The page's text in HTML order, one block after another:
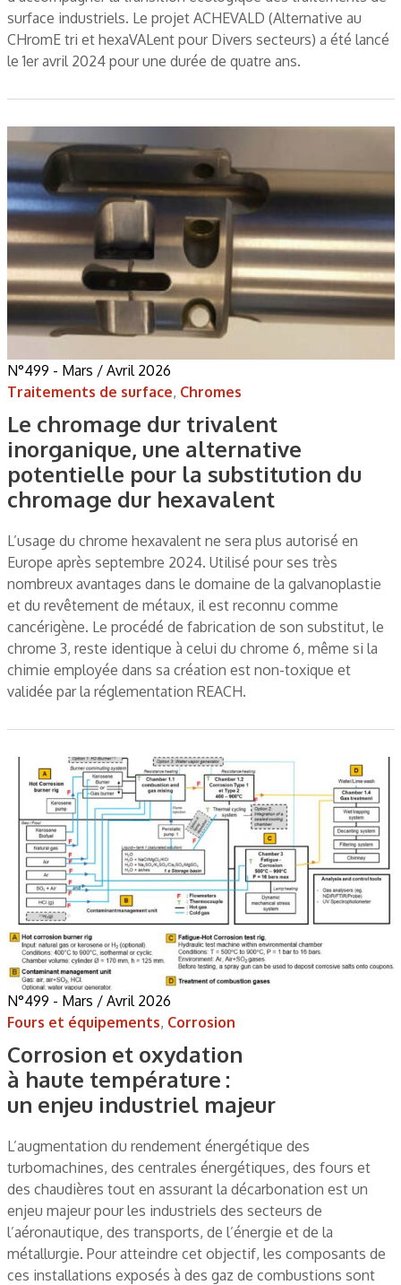
surface industriels. Le projet ACHEVALD (Alternative au
CHromE tri et hexaVALent pour Divers secteurs) a été lancé
le 1er avril 2024 pour une durée de quatre ans.
N°499 - Mars / Avril 2026
Traitements de surface, Chromes
Le chromage dur trivalent
inorganique, une alternative
potentielle pour la substitution du
chromage dur hexavalent
L’usage du chrome hexavalent ne sera plus autorisé en
Europe après septembre 2024. Utilisé pour ses très
nombreux avantages dans le domaine de la galvanoplastie
et du revêtement de métaux, il est reconnu comme
cancérigène. Le procédé de fabrication de son substitut, le
chrome 3, reste identique à celui du chrome 6, même si la
chimie employée dans sa création est non-toxique et
validée par la réglementation REACH.
N°499 - Mars / Avril 2026
Fours et équipements, Corrosion
Corrosion et oxydation
à haute température :
un enjeu industriel majeur
L’augmentation du rendement énergétique des
turbomachines, des centrales énergétiques, des fours et
des chaudières tout en assurant la décarbonation est un
enjeu majeur pour les industriels des secteurs de
l’aéronautique, des transports, de l’énergie et de la
métallurgie. Pour atteindre cet objectif, les composants de
ces installations exposés à des gaz de combustions sont